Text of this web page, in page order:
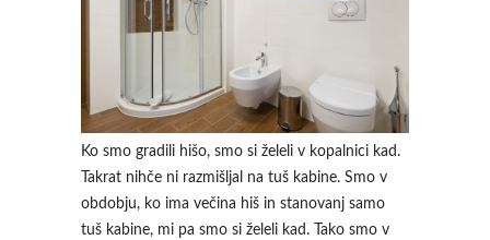
Ko smo gradili hišo, smo si želeli v kopalnici kad.
Takrat nihče ni razmišljal na tuš kabine. Smo v
obdobju, ko ima večina hiš in stanovanj samo
tuš kabine, mi pa smo si želeli kad. Tako smo v